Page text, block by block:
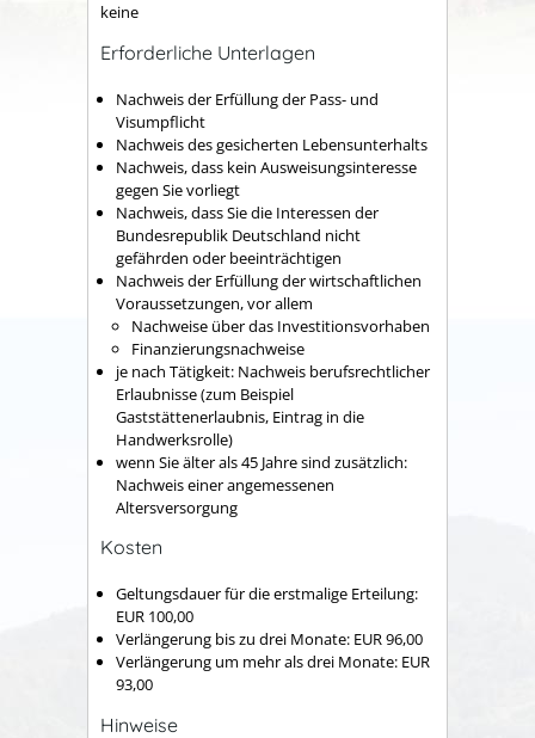
keine
Erforderliche Unterlagen
Nachweis der Erfüllung der Pass- und
Visumpflicht
Nachweis des gesicherten Lebensunterhalts
Nachweis, dass kein Ausweisungsinteresse
gegen Sie vorliegt
Nachweis, dass Sie die Interessen der
Bundesrepublik Deutschland nicht
gefährden oder beeinträchtigen
Nachweis der Erfüllung der wirtschaftlichen
Voraussetzungen, vor allem
Nachweise über das Investitionsvorhaben
Finanzierungsnachweise
je nach Tätigkeit: Nachweis berufsrechtlicher
Erlaubnisse (zum Beispiel
Gaststättenerlaubnis, Eintrag in die
Handwerksrolle)
wenn Sie älter als 45 Jahre sind zusätzlich:
Nachweis einer angemessenen
Altersversorgung
Kosten
Geltungsdauer für die erstmalige Erteilung:
EUR 100,00
Verlängerung bis zu drei Monate: EUR 96,00
Verlängerung um mehr als drei Monate: EUR
93,00
Hinweise